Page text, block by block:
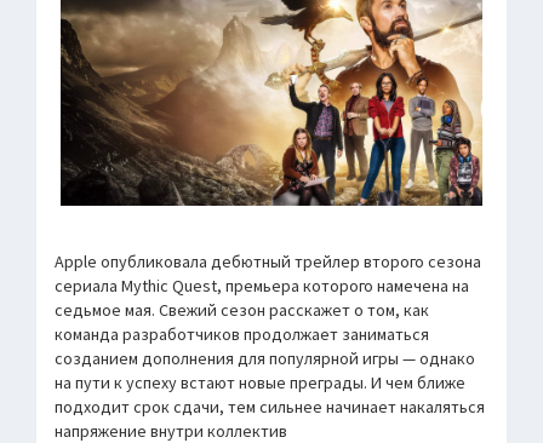
Apple опубликовала дебютный трейлер второго сезона
сериала Mythic Quest, премьера которого намечена на
седьмое мая. Свежий сезон расскажет о том, как
команда разработчиков продолжает заниматься
созданием дополнения для популярной игры — однако
на пути к успеху встают новые преграды. И чем ближе
подходит срок сдачи, тем сильнее начинает накаляться
напряжение внутри коллектив